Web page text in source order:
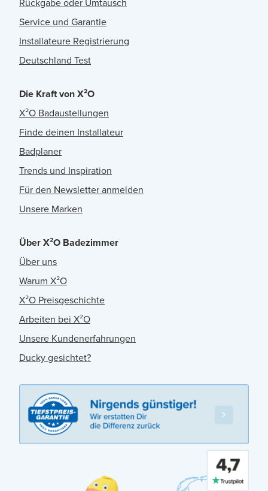
Service und Garantie
Installateure Registrierung
Deutschland Test
Die Kraft von X²O
X²O Badaustellungen
Finde deinen Installateur
Badplaner
Trends und Inspiration
Für den Newsletter anmelden
Unsere Marken
Über X²O Badezimmer
Über uns
Warum X²O
X²O Preisgeschichte
Arbeiten bei X²O
Unsere Kundenerfahrungen
Ducky gesichtet?